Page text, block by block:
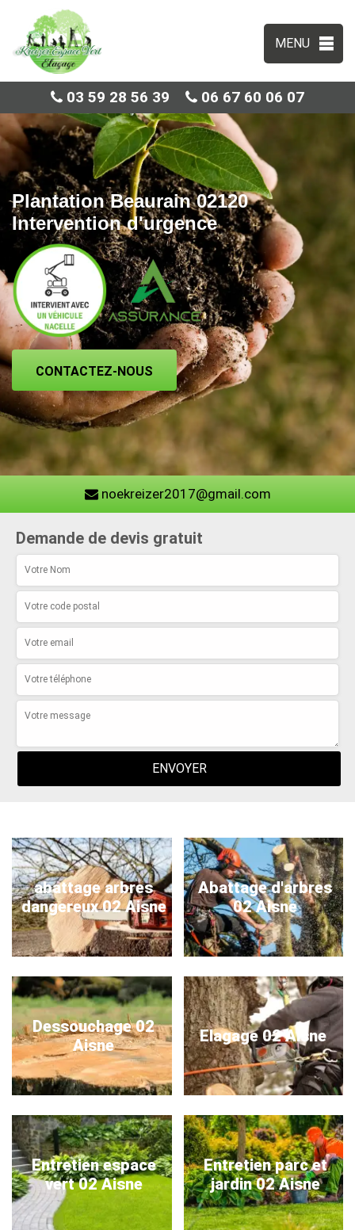
MENU
03 59 28 56 39 06 67 60 06 07
Plantation Beaurain 02120
Intervention d'urgence
CONTACTEZ-NOUS
noekreizer2017@gmail.com
Demande de devis gratuit
abattage arbres
dangereux 02 Aisne
Abattage d'arbres
02 Aisne
Dessouchage 02
Aisne
Elagage 02 Aisne
Entretien espace
vert 02 Aisne
Entretien parc et
jardin 02 Aisne